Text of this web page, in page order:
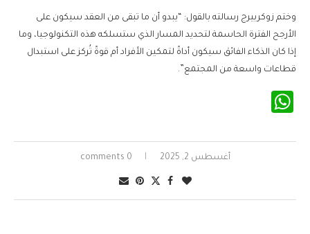
وختم زوكربيرج رسالته بالقول: “يبدو أن ما تبقى من العقد سيكون على
الأرجح الفترة الحاسمة لتحديد المسار الذي ستسلكه هذه التكنولوجيا، وما
إذا كان الذكاء الفائق سيكون أداةً لتمكين الأفراد أم قوةً تُركز على استبدال
قطاعات واسعة من المجتمع”.
أغسطس 2, 2025 0 comments